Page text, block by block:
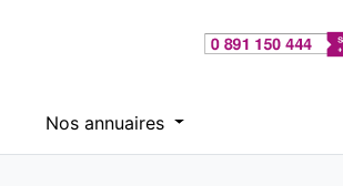
Nos annuaires